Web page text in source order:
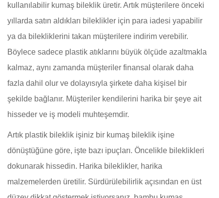
kullanılabilir kumaş bileklik üretir. Artık müşterilere önceki
yıllarda satın aldıkları bileklikler için para iadesi yapabilir
ya da bilekliklerini takan müşterilere indirim verebilir.
Böylece sadece plastik atıklarını büyük ölçüde azaltmakla
kalmaz, aynı zamanda müşteriler finansal olarak daha
fazla dahil olur ve dolayısıyla şirkete daha kişisel bir
şekilde bağlanır. Müşteriler kendilerini harika bir şeye ait
hisseder ve iş modeli muhteşemdir.
Artık plastik bileklik işiniz bir kumaş bileklik işine
dönüştüğüne göre, işte bazı ipuçları. Öncelikle bileklikleri
dokunarak hissedin. Harika bileklikler, harika
malzemelerden üretilir. Sürdürülebilirlik açısından en üst